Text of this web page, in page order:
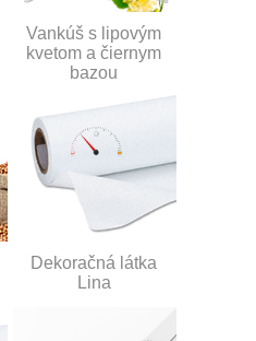
Vankúš s lipovým
kvetom a čiernym
bazou
Dekoračná látka
Lina